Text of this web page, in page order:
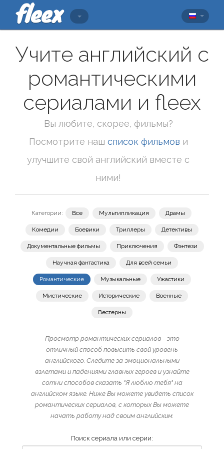
Учите английский с
романтическими
сериалами и fleex
Вы любите, скорее, фильмы?
Посмотрите наш список фильмов и
улучшите свой английский вместе с
ними!
Категории: Все Мультипликация Драмы
Комедии Боевики Триллеры Детективы
Документальные фильмы Приключения Фэнтези
Научная фантастика Для всей семьи
Романтические Музыкальные Ужастики
Мистические Исторические Военные
Вестерны
Просмотр романтических сериалов - это
отличный способ повысить свой уровень
английского. Следите за эмоциональными
взлетами и падениями главных героев и узнайте
сотни способов сказать "Я люблю тебя" на
английском языке. Ниже Вы можете увидеть список
романтических сериалов, с которых Вы можете
начать работу над своим английским.
Поиск сериала или серии: